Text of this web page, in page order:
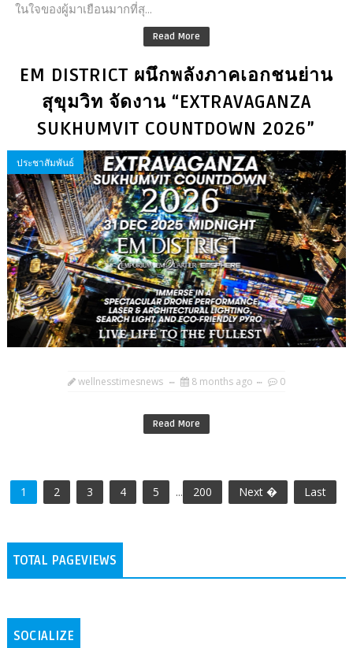
ในใจของผู้มาเยือนมากที่สุ...
Read More
EM DISTRICT ผนึกพลังภาคเอกชนย่าน
สุขุมวิท จัดงาน “EXTRAVAGANZA
SUKHUMVIT COUNTDOWN 2026”
ประชาสัมพันธ์
wellnesstimesnews 8 months ago 0
Read More
1 2 3 4 5 ... 200 Next � Last
TOTAL PAGEVIEWS
SOCIALIZE